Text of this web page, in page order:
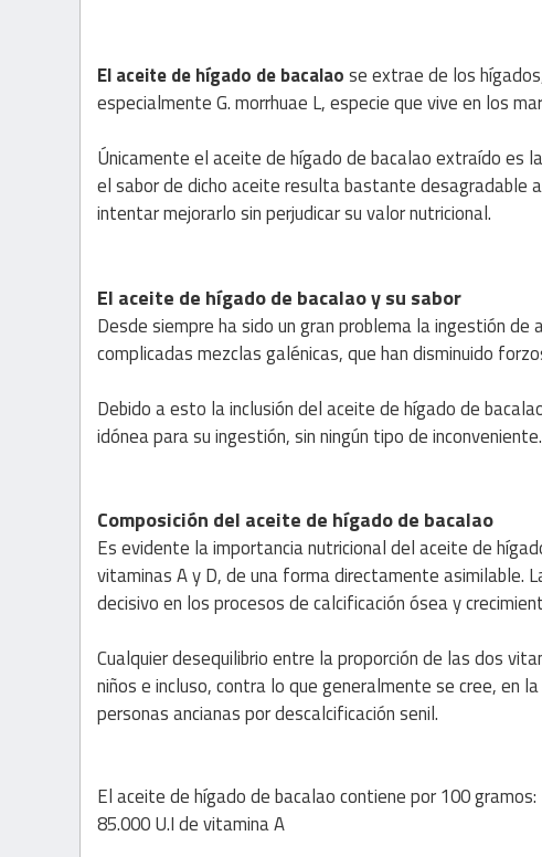
El aceite de hígado de bacalaose extrae de los
especialmente G. morrhuae L, especie que vive en los
Únicamente el aceite de hígado de bacalao extraído
el sabor de dicho aceite resulta bastante desagradable
intentar mejorarlo sin perjudicar su valor nutricional.
El aceite de hígado de bacalao y su sabor
Desde siempre ha sido un gran problema la ingestión
complicadas mezclas galénicas, que han disminuido
Debido a esto la inclusión del aceite de hígado de
idónea para su ingestión, sin ningún tipo de inconveniente.
Composición del aceite de hígado de bacalao
Es evidente la importancia nutricional del aceite de
vitaminas A y D, de una forma directamente asimilable.
decisivo en los procesos de calcificación ósea y
Cualquier desequilibrio entre la proporción de las dos
niños e incluso, contra lo que generalmente se cree, en
personas ancianas por descalcificación senil.
El aceite de hígado de bacalao contiene por 100 gramos:
85.000 U.I de vitamina A